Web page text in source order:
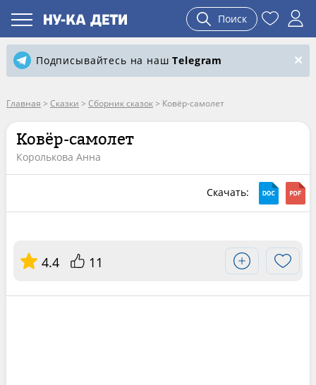
Поиск
Подписывайтесь на нашTelegram
Главная > Сказки > Сборник сказок> Ковёр-самолет
Ковёр-самолет
Королькова Анна
Скачать:
4.4 11